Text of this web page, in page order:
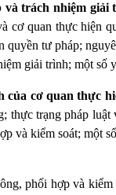
trách nhiệm
cơ quan thực hiện
tư pháp;
giải trình; một số
cơ quan thực
thực trạng pháp
và kiểm soát; một
phối hợp và